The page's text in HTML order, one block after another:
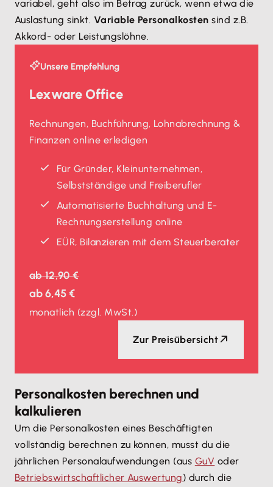
variabel, geht also im Betrag zurück, wenn etwa die
Auslastung sinkt. Variable Personalkosten sind z.B.
Akkord- oder Leistungslöhne.
Unsere Empfehlung
Lexware Office
Rechnungen, Buchführung, Lohnabrechnung &
Finanzen online erledigen
Für Gründer, Kleinunternehmen,
Selbstständige und Freiberufler
Automatisierte Buchhaltung und E-
Rechnungserstellung online
EÜR, Bilanzieren mit dem Steuerberater
ab12,90 €
ab6,45 €
monatlich (zzgl. MwSt.)
Zur Preisübersicht
Personalkosten berechnen und
kalkulieren
Um die Personalkosten eines Beschäftigten
vollständig berechnen zu können, musst du die
jährlichen Personalaufwendungen (aus GuV oder
Betriebswirtschaftlicher Auswertung) durch die